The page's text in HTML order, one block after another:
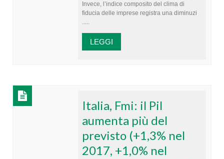
Invece, l’indice composito del clima di
fiducia delle imprese registra una diminuzi
.....
LEGGI
Italia, Fmi: il Pil
aumenta più del
previsto (+1,3% nel
2017, +1,0% nel